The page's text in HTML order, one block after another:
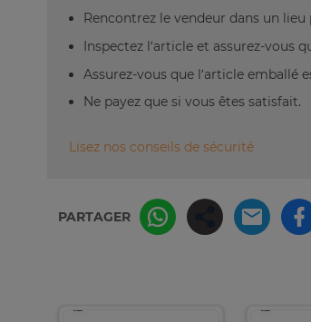
Rencontrez le vendeur dans un lieu
Inspectez l’article et assurez-vous
Assurez-vous que l’article emballé
Ne payez que si vous êtes satisfait.
Lisez nos conseils de sécurité
PARTAGER